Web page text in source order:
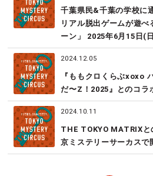
千葉県民&千葉の学校に
リアル脱出ゲームが遊
ーン」 2025年6月15日(
2024.12.05
『ももクロくらぶxoxo
だ〜Z！2025』とのコラ
2024.10.11
THE TOKYO MATRIXと
京ミステリーサーカスで